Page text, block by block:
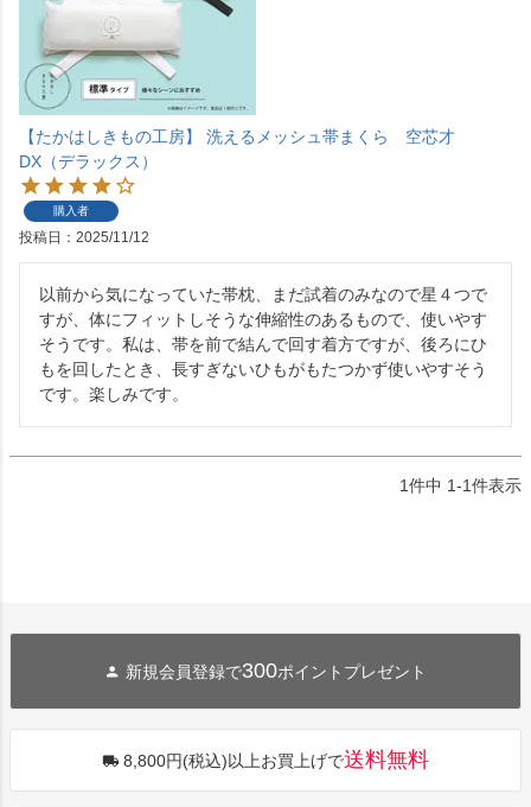
【たかはしきもの工房】 洗えるメッシュ帯まくら 空芯才
DX（デラックス）
購入者
投稿日 2025/11/12
以前から気になっていた帯枕、まだ試着のみなので星４つで
すが、体にフィットしそうな伸縮性のあるもので、使いやす
そうです。私は、帯を前で結んで回す着方ですが、後ろにひ
もを回したとき、長すぎないひもがもたつかず使いやすそう
です。楽しみです。
1件中 1-1件表示
新規会員登録で300ポイントプレゼント
8,800円(税込)以上お買上げで送料無料